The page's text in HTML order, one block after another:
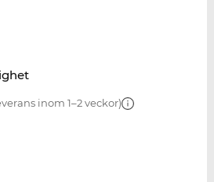
inom 1–2 veckor)